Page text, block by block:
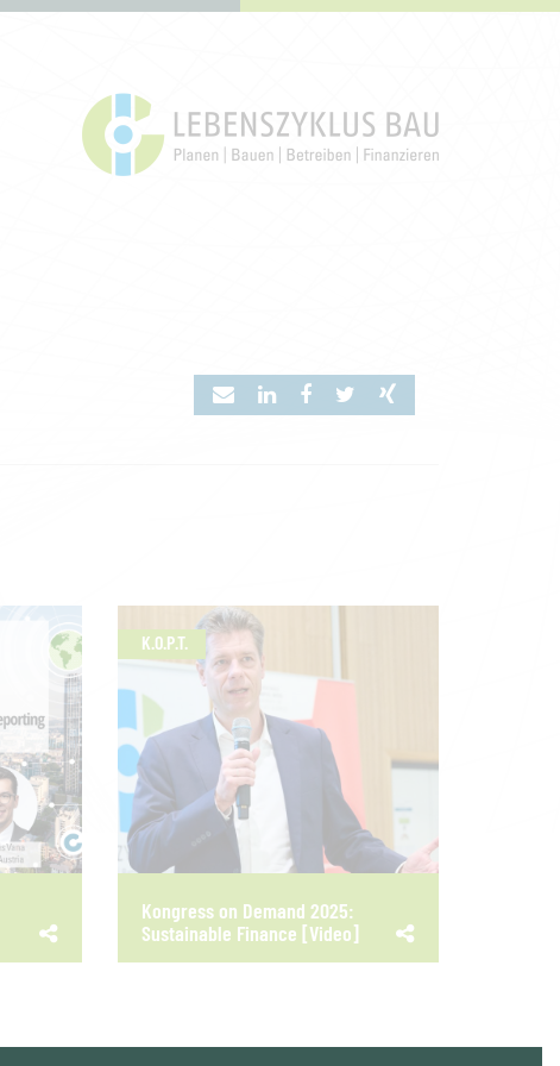
K.O.P.T.
Kongress on Demand 2025:
Sustainable Finance [Video]